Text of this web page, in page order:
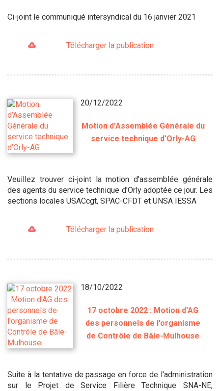
Ci-joint le communiqué intersyndical du 16 janvier 2021
Télécharger la publication
20/12/2022
Motion d’Assemblée Générale du
service technique d’Orly-AG
Veuillez trouver ci-joint la motion d'assemblée générale
des agents du service technique d'Orly adoptée ce jour. Les
sections locales USACcgt, SPAC-CFDT et UNSA IESSA
Télécharger la publication
18/10/2022
17 octobre 2022 : Motion d'AG
des personnels de l'organisme
de Contrôle de Bâle-Mulhouse
Suite à la tentative de passage en force de l'administration
sur le Projet de Service Filière Technique SNA-NE,